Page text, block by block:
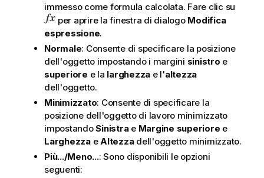
immesso come formula calcolata. Fare clic su
per aprire la finestra di dialogo Modifica
espressione.
Normale: Consente di specificare la posizione
dell'oggetto impostando i margini sinistro e
superiore e la larghezza e l'altezza
dell'oggetto.
Minimizzato: Consente di specificare la
posizione dell'oggetto di lavoro minimizzato
impostandoSinistrae Margine superiore e
Larghezzae Altezzadell'oggetto minimizzato.
Più.../Meno...: Sono disponibili le opzioni
seguenti: